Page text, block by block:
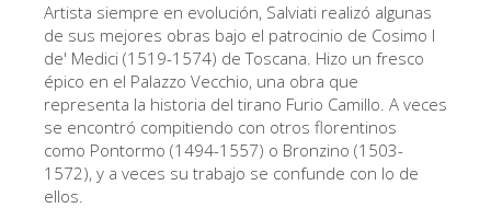
Reserve ahora
Reserve una visita guiada
Sólo billetes con entrada rápida
ES
ENGLISH
Artista siempre en evolución, Salviati realizó algunas
de sus mejores obras bajo el patrocinio de Cosimo I
de' Medici (1519-1574) de Toscana. Hizo un fresco
épico en el Palazzo Vecchio, una obra que
representa la historia del tirano Furio Camillo. A veces
se encontró compitiendo con otros florentinos
como Pontormo (1494-1557) o Bronzino (1503-
1572), y a veces su trabajo se confunde con lo de
ellos.